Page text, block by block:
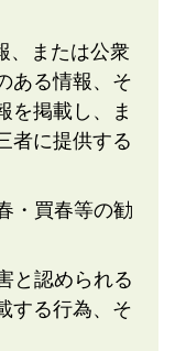
、または公衆
ある情報、そ
を掲載し、ま
者に提供する
・買春等の勧
と認められる
する行為、そ